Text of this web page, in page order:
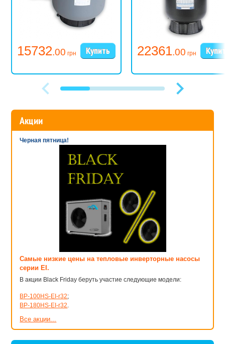
15732.00 грн 22361.00 грн
Акции
Черная пятница!
Самые низкие цены на тепловые инверторные насосы
серии EI.
В акции Black Friday беруть участие следующие модели:
BP-100HS-EI-r32;
BP-180HS-EI-r32.
Все акции...